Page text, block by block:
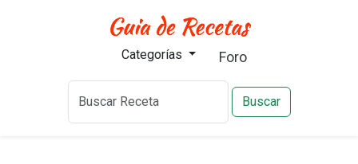
Categorías Foro
Buscar